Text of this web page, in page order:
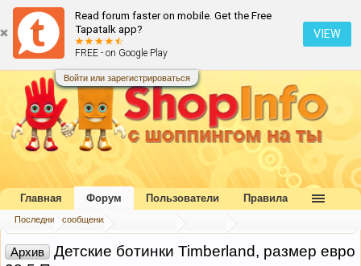
Read forum faster on mobile. Get the Free
Tapatalk app?
FREE - on Google Play
VIEW
Войти или зарегистрироваться
Главная Форум
Архив
Детские ботинки Timberland, размер евро
Главная Форум
Последние сообщения
Пользователи Правила